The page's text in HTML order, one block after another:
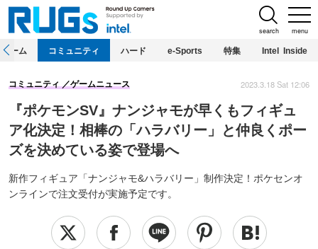
menu
search
ホーム コミュニティ ハード e-Sports 特集 Intel Inside
『ポケモンSV』ナンジャモが早くもフィギュ
ア化決定！相棒の「ハラバリー」と仲良くポー
ズを決めている姿で登場へ
新作フィギュア「ナンジャモ&ハラバリー」制作決定！ポケセンオ
ンラインで注文受付が実施予定です。
コミュニティ ゲームニュース 2023.3.18 Sat 12:06